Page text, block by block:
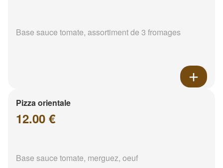
Base sauce tomate, assortiment de 3 fromages
Pizza orientale
12.00 €
Base sauce tomate, merguez, oeuf